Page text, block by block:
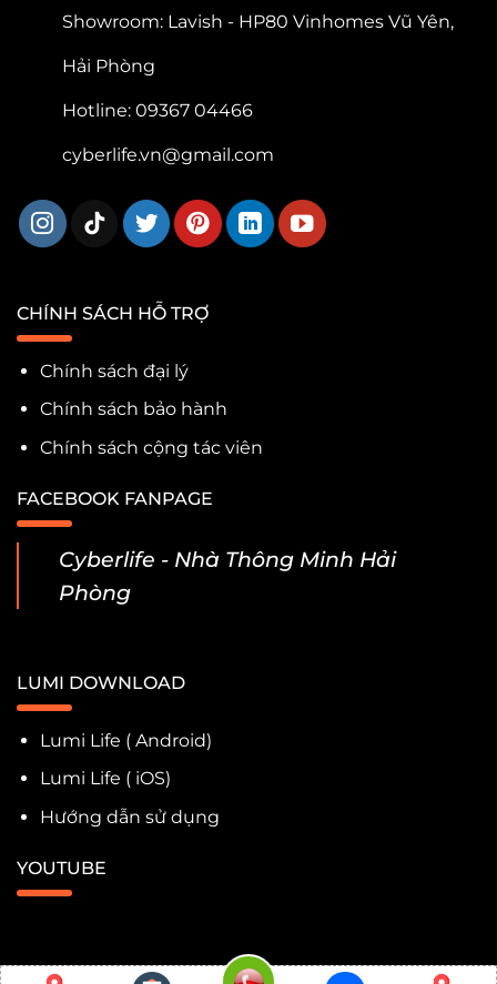
Showroom: Lavish - HP80 Vinhomes Vũ Yên,
Hải Phòng
Hotline: 09367 04466
cyberlife.vn@gmail.com
CHÍNH SÁCH HỖ TRỢ
Chính sách đại lý
Chính sách bảo hành
Chính sách cộng tác viên
FACEBOOK FANPAGE
Cyberlife - Nhà Thông Minh Hải
Phòng
LUMI DOWNLOAD
Lumi Life ( Android)
Lumi Life ( iOS)
Hướng dẫn sử dụng
YOUTUBE